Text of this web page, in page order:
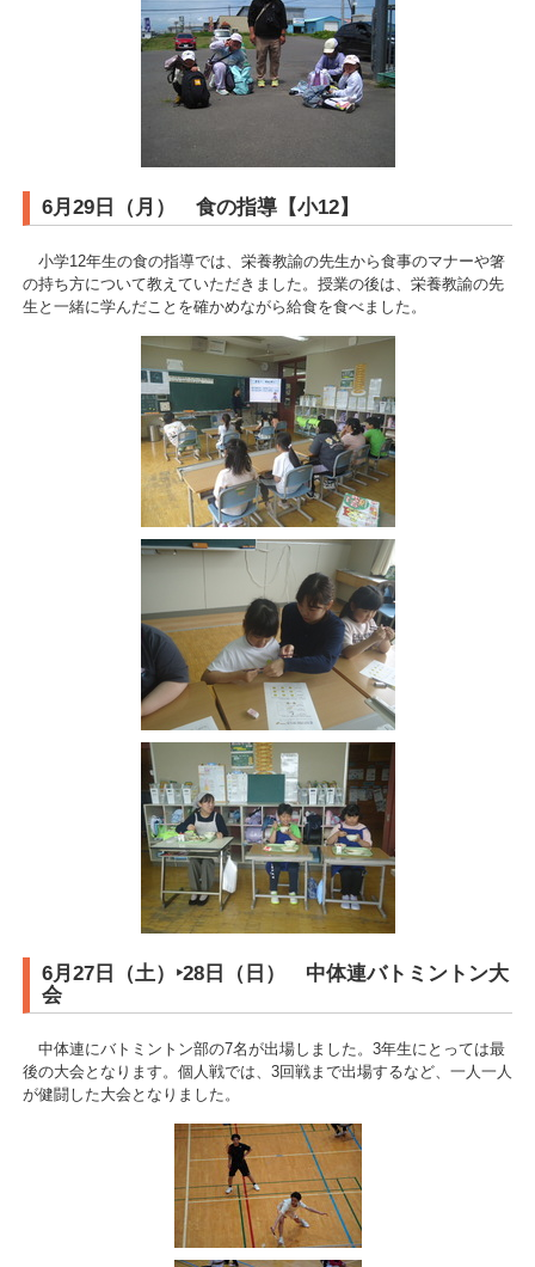
6月29日（月） 食の指導【小12】
小学12年生の食の指導では、栄養教諭の先生から食事のマナーや箸
の持ち方について教えていただきました。授業の後は、栄養教諭の先
生と一緒に学んだことを確かめながら給食を食べました。
6月27日（土）‣28日（日） 中体連バトミントン大
会
中体連にバトミントン部の7名が出場しました。3年生にとっては最
後の大会となります。個人戦では、3回戦まで出場するなど、一人一人
が健闘した大会となりました。